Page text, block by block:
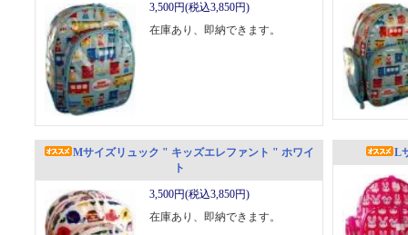
3,500円(税込3,850円)
在庫あり、即納できます。
Mサイズリュック " キッズエレファント " ホワイ
ト
3,500円(税込3,850円)
在庫あり、即納できます。
L